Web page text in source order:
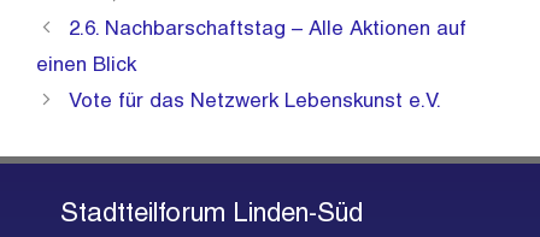
2.6. Nachbarschaftstag – Alle Aktionen auf
einen Blick
Vote für das Netzwerk Lebenskunst e.V.
Stadtteilforum Linden-Süd